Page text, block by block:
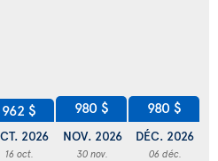
962 $
2026
16 oct.
980 $
NOV. 2026
30 nov.
980 $
DÉC. 2026
06 déc.